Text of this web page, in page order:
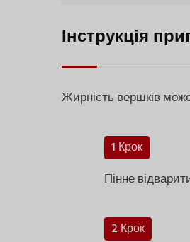
Інструкція
Жирність вершків
1 Крок
Пінне
2 Крок